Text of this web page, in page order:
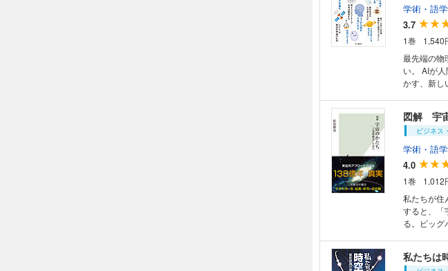
と、Ｗｉ－
原子力発
４章 スマ
光回線は
はどうやって
る物理学
の酸素量
ーザーも
るのか？
アドバイス ６章 物理学者の今と昔 物理学者のコミュニケーションが
変わった
の大発見は
終章 日常
こにモノ
いかもし
学術・語学
3.7
1巻
1,540
最先端の物
い。 AIが人間を不死にする
かす、新し
解釈。 １章 物理学でものの見方が変わる ２章 物理学者の正体 ３章
空の上の物理学 ４章 私たちは何を見ている
すべては粒
はいつでも一定
――量子論
図解 宇
ビジネス
学術・語学
4.0
1巻
1,012
私たちが住
すると、「
る。ビッグ
大規模構造
私たちは